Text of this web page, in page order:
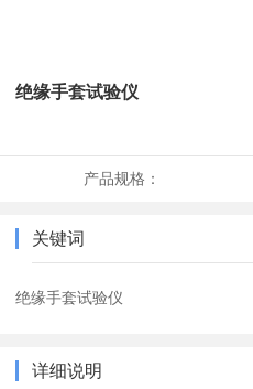
绝缘手套试验仪
产品规格：
关键词
绝缘手套试验仪
详细说明